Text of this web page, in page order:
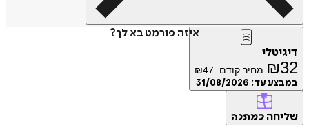
איזה פורמט בא לך?
דיגיטלי
₪32 מחיר קודם: ₪47
במבצע עד: 31/08/2026
שליחה כמתנה